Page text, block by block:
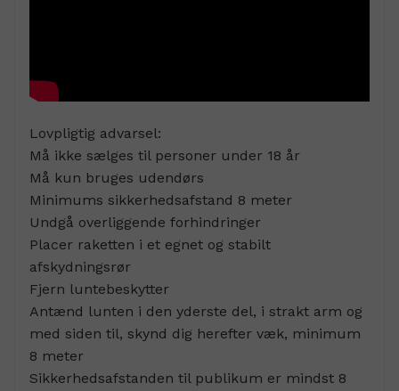
Lovpligtig advarsel:
Må ikke sælges til personer under 18 år
Må kun bruges udendørs
Minimums sikkerhedsafstand 8 meter
Undgå overliggende forhindringer
Placer raketten i et egnet og stabilt
afskydningsrør
Fjern luntebeskytter
Antænd lunten i den yderste del, i strakt arm og
med siden til, skynd dig herefter væk, minimum
8 meter
Sikkerhedsafstanden til publikum er mindst 8